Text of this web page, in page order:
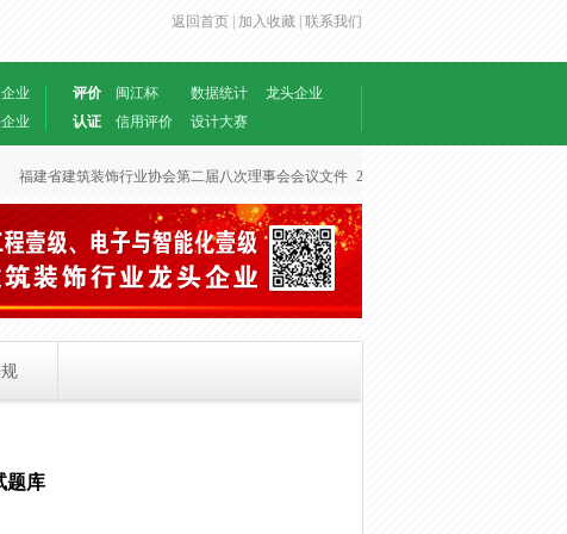
返回首页 | 加入收藏 | 联系我们
业
业
评价
认证
闽江杯 数据统计
龙头企业
信用评价
设计大赛
福建省建筑装饰行业协会第二届八次理事会会议文件 2026-06-30
题库